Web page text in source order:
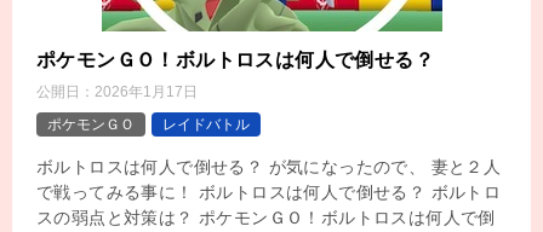
ポケモンＧＯ！ボルトロスは何人で倒せる？
公開日： 2026年1月17日
ポケモンＧＯ
レイドバトル
ボルトロスは何人で倒せる？ が気になったので、 妻と２人
で戦ってみる事に！ ボルトロスは何人で倒せる？ ボルトロ
スの弱点と対策は？ ポケモンＧＯ！ボルトロスは何人で倒